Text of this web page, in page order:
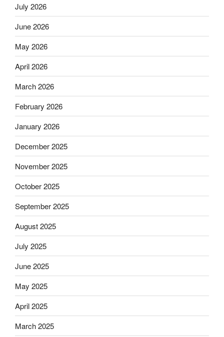
July 2026
June 2026
May 2026
April 2026
March 2026
February 2026
January 2026
December 2025
November 2025
October 2025
September 2025
August 2025
July 2025
June 2025
May 2025
April 2025
March 2025